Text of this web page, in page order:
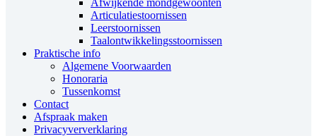
Afwijkende mondgewoonten
Articulatiestoornissen
Leerstoornissen
Taalontwikkelingsstoornissen
Praktische info
Algemene Voorwaarden
Honoraria
Tussenkomst
Contact
Afspraak maken
Privacyververklaring